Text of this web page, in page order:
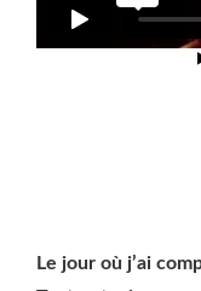
Le jour où j’ai